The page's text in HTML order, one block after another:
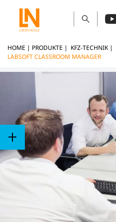
HOME | PRODUKTE | KFZ-TECHNIK |
LABSOFT CLASSROOM MANAGER